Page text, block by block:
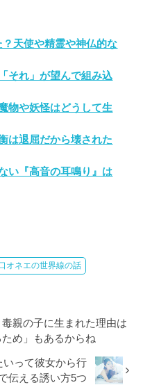
？天使や精霊や神仏的な
それ」が望んで組み込
物や妖怪はどうして生
は退屈だから壊された
い『高音の耳鳴り』は
オネエの世界線の話
毒親の子に生まれた理由は
ため」もあるからね
って彼女から行
伝える誘い方5つ